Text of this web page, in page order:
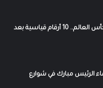
ميسي يتوج نفسه ملكًا لكأس العالم.. 10 أرقام قياسية بعد
الرئيس مبارك في شوارع